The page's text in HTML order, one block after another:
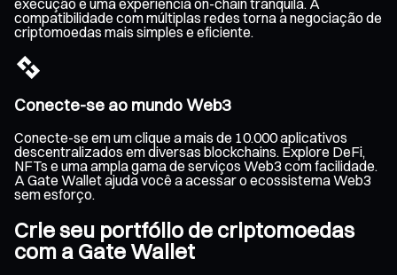
compatibilidade com múltiplas redes torna a negociação de
criptomoedas mais simples e eficiente.
Conecte-se ao mundo Web3
Conecte-se em um clique a mais de 10.000 aplicativos
descentralizados em diversas blockchains. Explore DeFi,
NFTs e uma ampla gama de serviços Web3 com facilidade.
A Gate Wallet ajuda você a acessar o ecossistema Web3
sem esforço.
Crie seu portfólio de criptomoedas
com a Gate Wallet